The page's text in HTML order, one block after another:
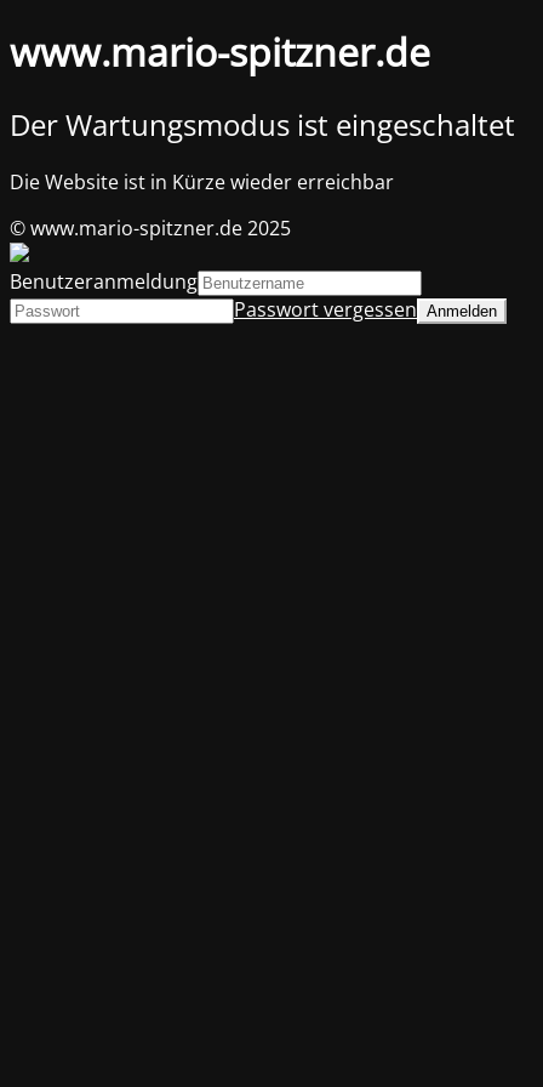
www.mario-spitzner.de
Der Wartungsmodus ist eingeschaltet
Die Website ist in Kürze wieder erreichbar
© www.mario-spitzner.de 2025
Benutzeranmeldung
Passwort vergessen